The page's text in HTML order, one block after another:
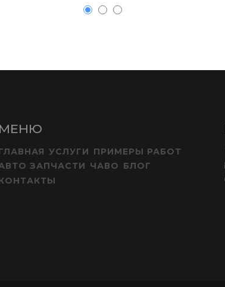
1 2 3
МЕНЮ
УСЛУГИ ПРИМЕРЫ РАБОТ
ЗАПЧАСТИ ЧАВО БЛОГ